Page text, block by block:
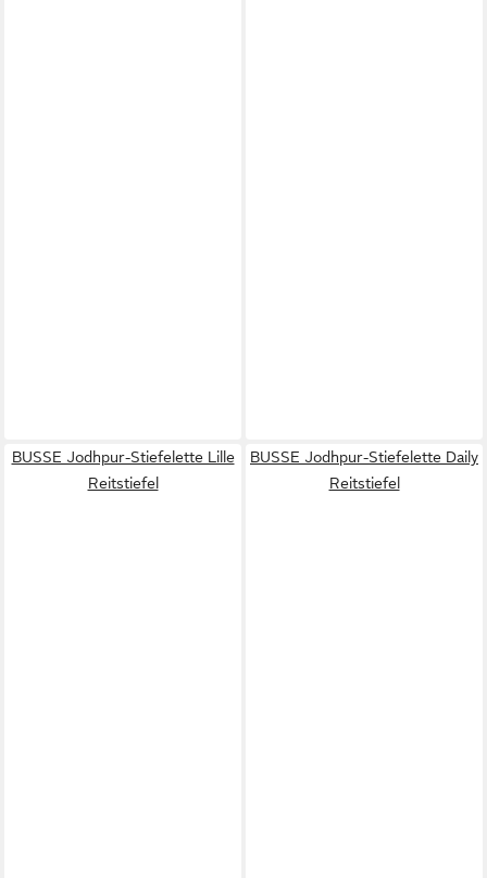
BUSSE Jodhpur-Stiefelette Lille
Reitstiefel
BUSSE Jodhpur-Stiefelette Daily
Reitstiefel